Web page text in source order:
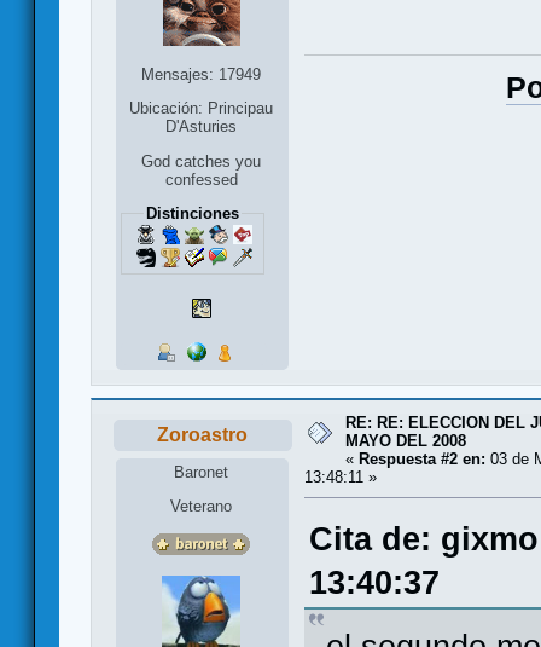
Mensajes: 17949
Ubicación: Principau
D'Asturies
God catches you
confessed
Distinciones
Zoroastro
Baronet
Veterano
RE: RE: ELECCION DEL
MAYO DEL 2008
« Respuesta #2 en: 03 de
13:48:11 »
Cita de:
13:40:37